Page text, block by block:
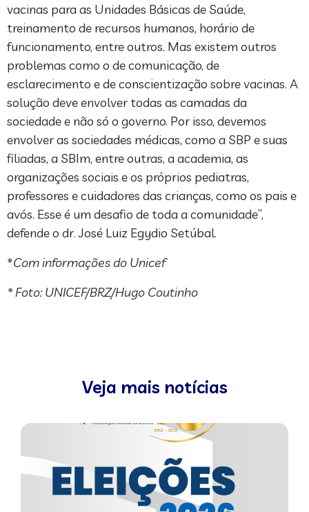
vacinas para as Unidades Básicas de Saúde,
treinamento de recursos humanos, horário de
funcionamento, entre outros. Mas existem outros
problemas como o de comunicação, de
esclarecimento e de conscientização sobre vacinas. A
solução deve envolver todas as camadas da
sociedade e não só o governo. Por isso, devemos
envolver as sociedades médicas, como a SBP e suas
filiadas, a SBIm, entre outras, a academia, as
organizações sociais e os próprios pediatras,
professores e cuidadores das crianças, como os pais e
avós. Esse é um desafio de toda a comunidade”,
defende o dr. José Luiz Egydio Setúbal.
*Com informações do Unicef
* Foto: UNICEF/BRZ/Hugo Coutinho
Veja mais notícias